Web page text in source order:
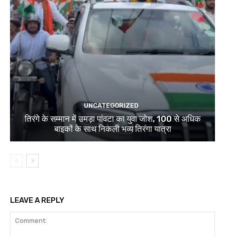
UNCATEGORIZED
तिरंगे के सम्मान में उमड़ा पांवटा का युवा जोश, 100 से अधिक
बाइकों के साथ निकली भव्य तिरंगा यात्रा
LEAVE A REPLY